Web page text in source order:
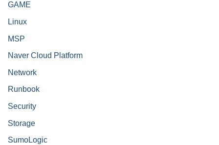
GAME
Linux
MSP
Naver Cloud Platform
Network
Runbook
Security
Storage
SumoLogic